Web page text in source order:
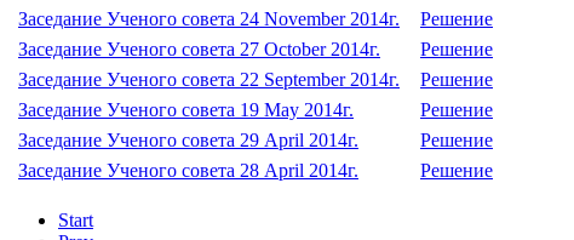
Заседание Ученого совета 24 November 2014г.
Решение
Заседание Ученого совета 27 October 2014г.
Решение
Заседание Ученого совета 22 September 2014г.
Решение
Заседание Ученого совета 19 May 2014г.
Решение
Заседание Ученого совета 29 April 2014г.
Решение
Заседание Ученого совета 28 April 2014г.
Решение
Start